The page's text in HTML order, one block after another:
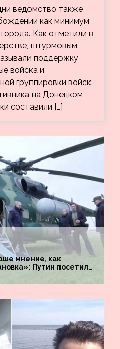
ведомство также
как минимум
Как отметили в
штурмовым
поддержку
войска и
группировки войск.
на Донецком
составили […]
мнение, как
Путин посетил